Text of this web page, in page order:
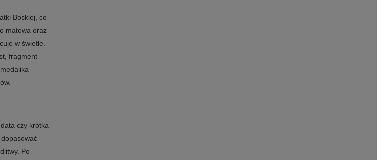
Boskiej, co
matowa oraz
w świetle.
fragment
czy krótka
Po